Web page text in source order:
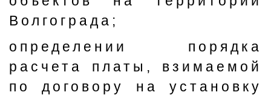
Волгограда;
определении порядка
расчета платы, взимаемой
по договору на установку